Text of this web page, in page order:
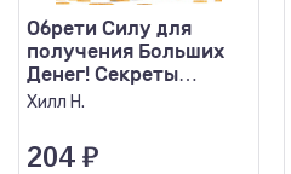
Обрети Силу для
получения Больших
Денег! Секреты
сверхбогатых людей
Хилл Н.
204 ₽